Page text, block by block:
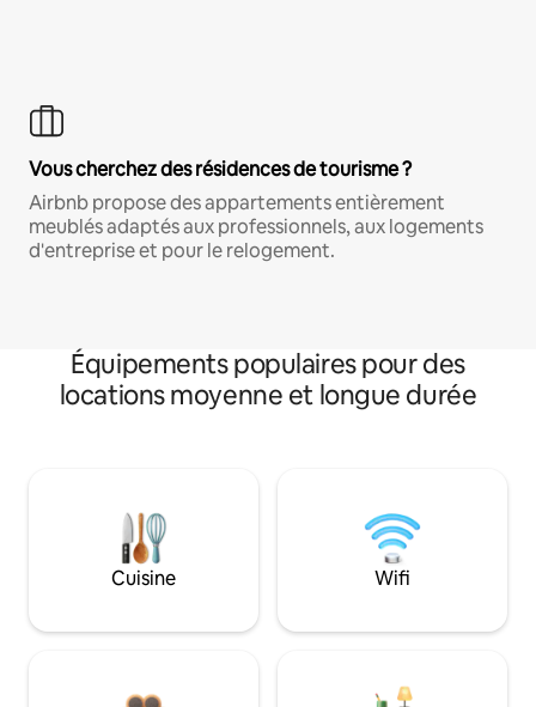
Vous cherchez des résidences de tourisme ?
Airbnb propose des appartements entièrement
meublés adaptés aux professionnels, aux logements
d'entreprise et pour le relogement.
Équipements populaires pour des
locations moyenne et longue durée
Cuisine Wifi